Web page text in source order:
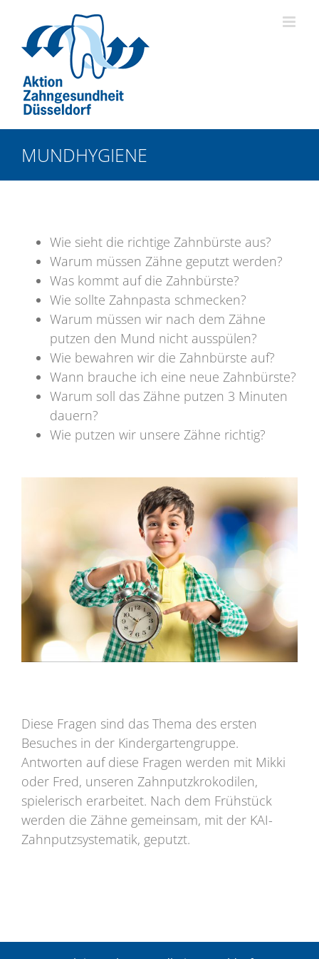
Inhalt
springen
MUNDHYGIENE
Wie sieht die richtige Zahnbürste aus?
Warum müssen Zähne geputzt werden?
Was kommt auf die Zahnbürste?
Wie sollte Zahnpasta schmecken?
Warum müssen wir nach dem Zähne
putzen den Mund nicht ausspülen?
Wie bewahren wir die Zahnbürste auf?
Wann brauche ich eine neue Zahnbürste?
Warum soll das Zähne putzen 3 Minuten
dauern?
Wie putzen wir unsere Zähne richtig?
Diese Fragen sind das Thema des ersten
Besuches in der Kindergartengruppe.
Antworten auf diese Fragen werden mit Mikki
oder Fred, unseren Zahnputzkrokodilen,
spielerisch erarbeitet. Nach dem Frühstück
werden die Zähne gemeinsam, mit der KAI-
Zahnputzsystematik, geputzt.